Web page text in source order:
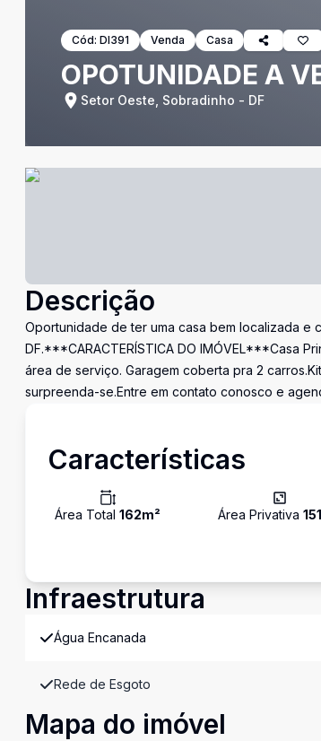
Cód: DI391 Venda Casa
OPOTUNIDADE A
Setor Oeste, Sobradinho - DF
Descrição
Oportunidade de ter uma casa bem localizada e
DF.***CARACTERÍSTICA DO IMÓVEL***Casa
área de serviço. Garagem coberta pra 2
surpreenda-se.Entre em contato conosco e
Características
Área Total 162m² Área Privativa151
Infraestrutura
Água Encanada
Rede de Esgoto
Mapa do imóvel